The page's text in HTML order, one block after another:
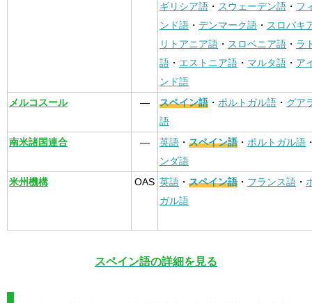
ギリシア語 ・ スウェーデン語 ・ フ
ンド語 ・ デンマーク語 ・ スロバキ
リトアニア語 ・ スロベニア語 ・ ラ
語 ・ エストニア語 ・ マルタ語 ・ ア
ンド語
メルコスール
— スペイン語 ・ ポルトガル語 ・ グア
語
南米諸国連合
— 英語 ・ スペイン語 ・ ポルトガル語
ンダ語
米州機構
OAS 英語 ・ スペイン語 ・ フランス語 ・
ガル語
スペイン語の詳細を見る